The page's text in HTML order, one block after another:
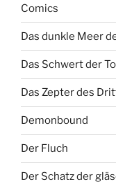
Comics
Das dunkle Meer
Das Schwert der
Das Zepter des
Demonbound
Der Fluch
Der Schatz der